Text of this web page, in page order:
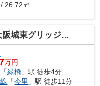
26.72㎡
リッジ 仲介手数料無料
万円
「緑橋 」駅 徒歩4分
「今里 」駅 徒歩11分